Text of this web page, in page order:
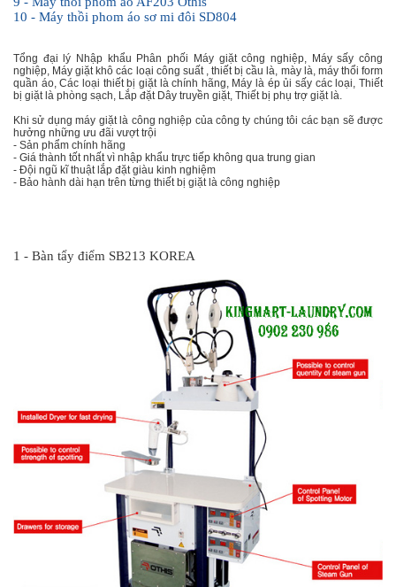
10 - Máy thồi phom áo sơ mi đôi SD804
Tổng đại lý Nhập khẩu Phân phối Máy giặt công nghiệp, Máy sấy công
nghiệp, Máy giặt khô các loại công suất , thiết bị cầu là, mày là, máy thổi form
quần áo, Các loại thiết bị giặt là chính hãng, Máy là ép ủi sấy các loại, Thiết
bị giặt là phòng sạch, Lắp đặt Dây truyền giặt, Thiết bị phụ trợ giặt là.
Khi sử dụng máy giặt là công nghiệp của công ty chúng tôi các bạn sẽ được
hưởng những ưu đãi vượt trội
- Sản phẩm chính hãng
- Giá thành tốt nhất vì nhập khẩu trực tiếp không qua trung gian
- Đội ngũ kĩ thuật lắp đặt giàu kinh nghiệm
- Bảo hành dài hạn trên từng thiết bị giặt là công nghiệp
1 - Bàn tẩy điểm SB213 KOREA